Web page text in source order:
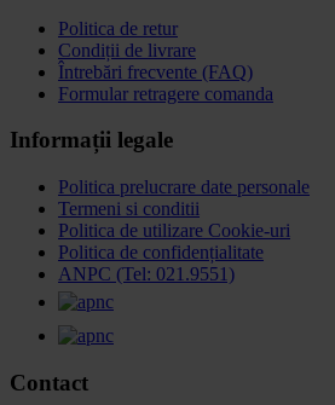
Politica de retur
Condiții de livrare
Întrebări frecvente (FAQ)
Formular retragere comanda
Informații legale
Politica prelucrare date personale
Termeni si conditii
Politica de utilizare Cookie-uri
Politica de confidențialitate
ANPC (Tel: 021.9551)
Contact